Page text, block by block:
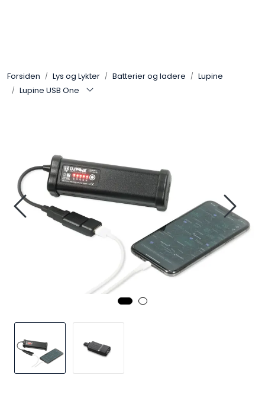
Forsiden Lys og Lykter Batterier og ladere
Lupine
Lupine USB One
Bekledning
Beskyttelsesutstyr
Bagger og sekker